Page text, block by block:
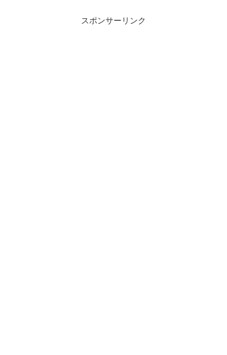
スポンサーリンク